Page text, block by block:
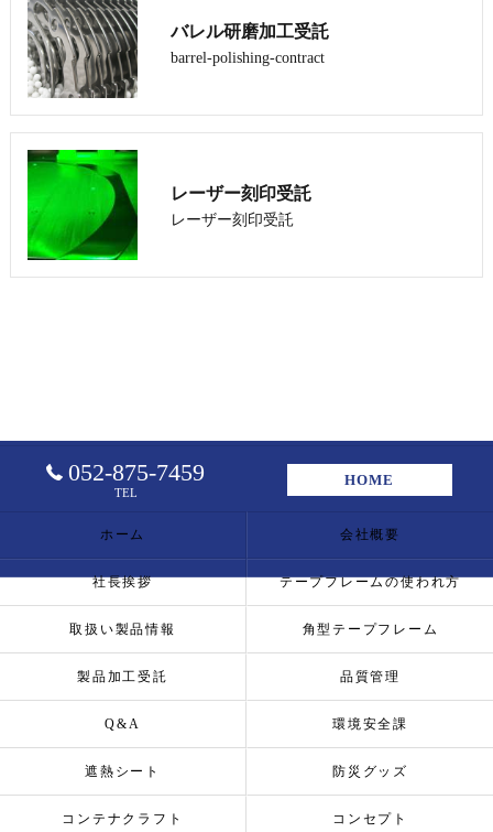
バレル研磨加工受託
barrel-polishing-contract
レーザー刻印受託
レーザー刻印受託
052-875-7459
TEL
HOME
ホーム 会社概要
社長挨拶 テープフレームの使われ方
取扱い製品情報 角型テープフレーム
製品加工受託 品質管理
Q&A 環境安全課
遮熱シート 防災グッズ
コンテナクラフト コンセプト